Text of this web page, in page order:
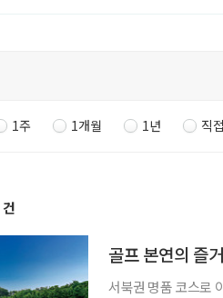
1주 1개월 1년 직
건
골프 본연의 즐
서북권 명품 코스로